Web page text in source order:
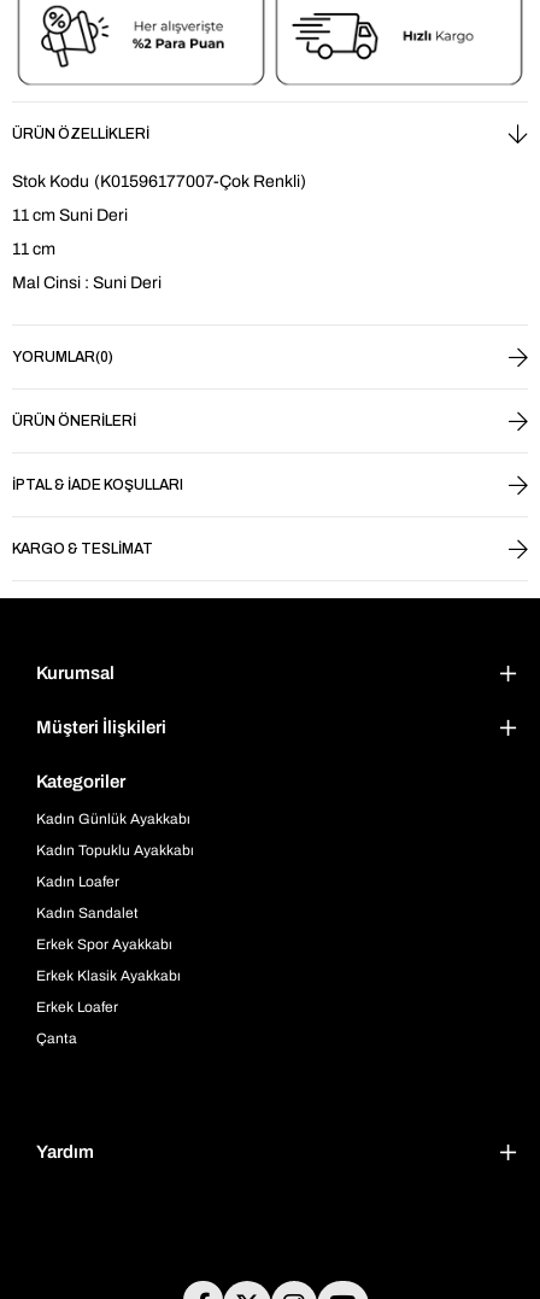
ÜRÜN ÖZELLIKLERI
Stok Kodu (K01596177007-Çok Renkli)
11 cm Suni Deri
11 cm
Mal Cinsi : Suni Deri
YORUMLAR(0)
ÜRÜN ÖNERILERI
İPTAL & İADE KOŞULLARI
KARGO & TESLIMAT
Kurumsal
Müşteri İlişkileri
Kategoriler
Kadın Günlük Ayakkabı
Kadın Topuklu Ayakkabı
Kadın Loafer
Kadın Sandalet
Erkek Spor Ayakkabı
Erkek Klasik Ayakkabı
Erkek Loafer
Çanta
Yardım